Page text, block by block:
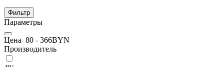
Фильтр
Параметры
Цена 80 - 366BYN
Производитель